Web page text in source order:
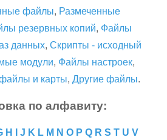
файлы, Размеченные
резервных копий, Файлы
данных, Скрипты - исходный
модули, Файлы настроек,
и карты, Другие файлы.
по алфавиту:
H J K L M N O P Q R S T U V